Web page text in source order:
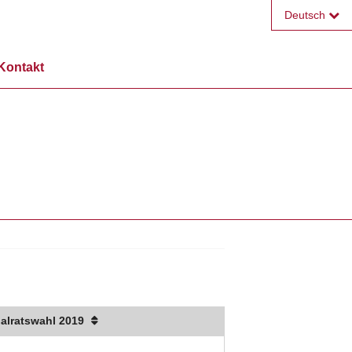
Kontakt
Deutsch
2019